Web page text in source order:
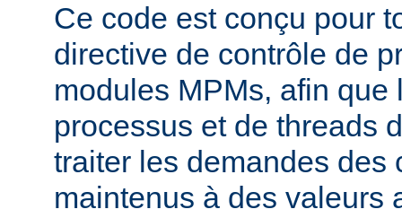
Ce code est conçu pour
directive de contrôle de
modules MPMs, afin que
processus et de threads
traiter les demandes des
maintenus à des valeurs